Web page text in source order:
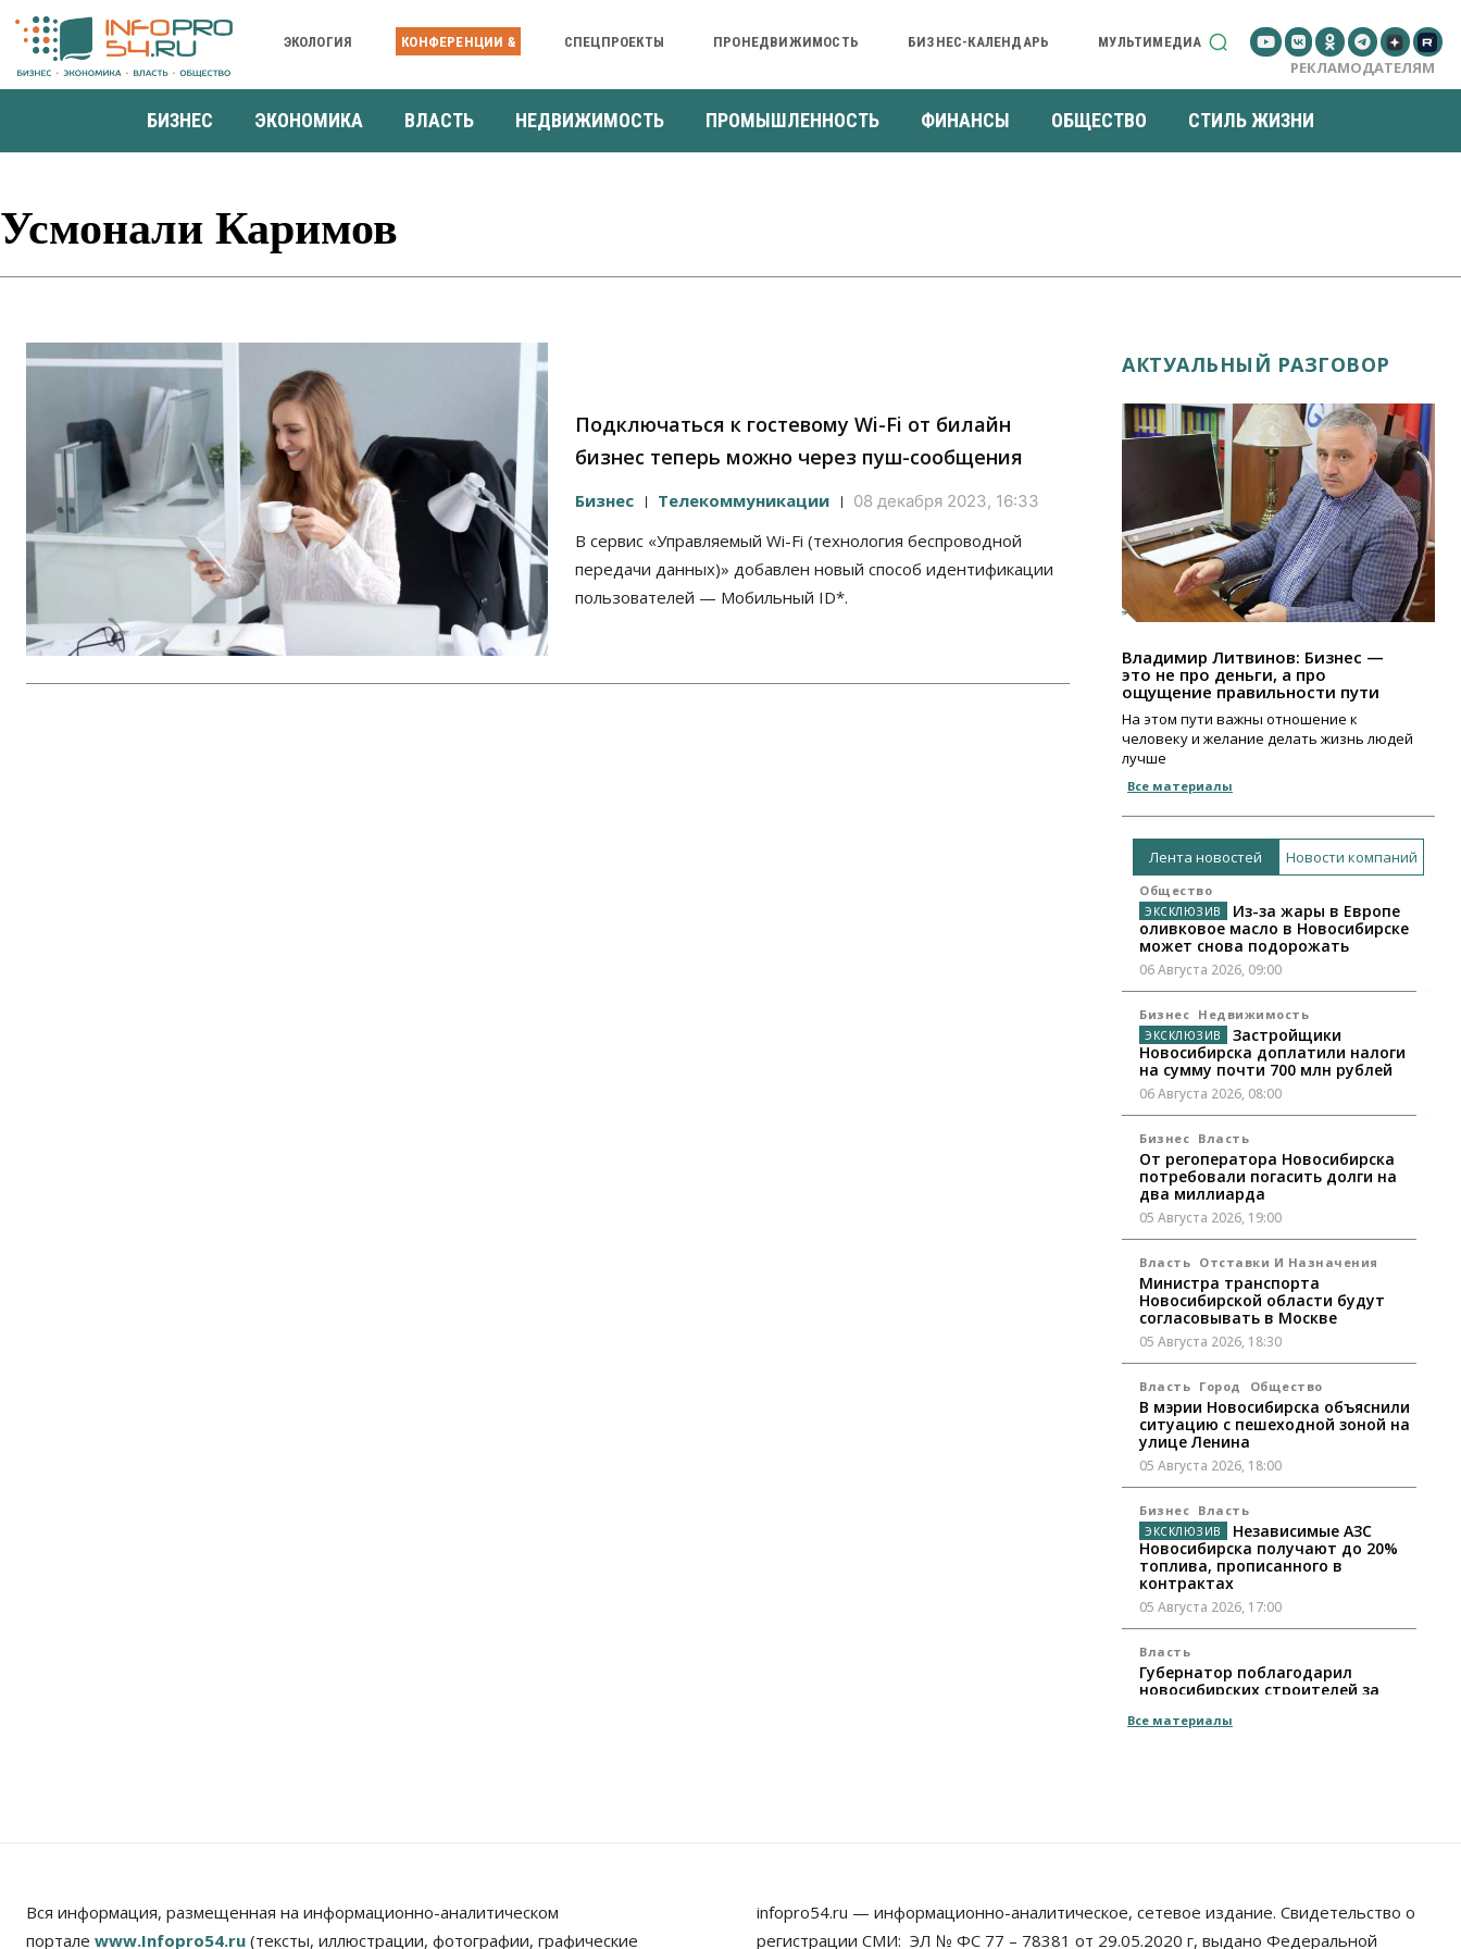
ЭКОЛОГИЯ КОНФЕРЕНЦИИ & СПЕЦПРОЕКТЫ ПРОНЕДВИЖИМОСТЬ БИЗНЕС-КАЛЕНДАРЬ МУЛЬТИМЕДИА
РЕКЛАМОДАТЕЛЯМ
БИЗНЕС ЭКОНОМИКА ВЛАСТЬ НЕДВИЖИМОСТЬ ПРОМЫШЛЕННОСТЬ ФИНАНСЫ ОБЩЕСТВО СТИЛЬ ЖИЗНИ
Усмонали Каримов
Подключаться к гостевому Wi-Fi от билайн
бизнес теперь можно через пуш-сообщения
Бизнес Телекоммуникации 08 декабря 2023, 16:33
В сервис «Управляемый Wi-Fi (технология беспроводной
передачи данных)» добавлен новый способ идентификации
пользователей — Мобильный ID*.
АКТУАЛЬНЫЙ РАЗГОВОР
Владимир Литвинов: Бизнес —
это не про деньги, а про
ощущение правильности пути
На этом пути важны отношение к
человеку и желание делать жизнь людей
лучше
Все материалы
Лента новостей Новости компаний
Общество
Из-за жары в Европе
оливковое масло в Новосибирске
может снова подорожать
06 Августа 2026, 09:00
Бизнес Недвижимость
Застройщики
Новосибирска доплатили налоги
на сумму почти 700 млн рублей
06 Августа 2026, 08:00
Бизнес Власть
От регоператора Новосибирска
потребовали погасить долги на
два миллиарда
05 Августа 2026, 19:00
Власть Отставки И Назначения
Министра транспорта
Новосибирской области будут
согласовывать в Москве
05 Августа 2026, 18:30
Власть Город Общество
В мэрии Новосибирска объяснили
ситуацию с пешеходной зоной на
улице Ленина
05 Августа 2026, 18:00
Бизнес Власть
Независимые АЗС
Новосибирска получают до 20%
топлива, прописанного в
контрактах
05 Августа 2026, 17:00
Власть
Губернатор поблагодарил
новосибирских строителей за
05 Августа 2026, 16:40
Летний марафон скидок в ГК
«Расцветай — до 16 августа
Все материалы
Вся информация, размещенная на информационно-аналитическом
портале www.Infopro54.ru (тексты, иллюстрации, фотографии, графические
infopro54.ru — информационно-аналитическое, сетевое издание. Свидетельство о
регистрации СМИ: ЭЛ № ФС 77 – 78381 от 29.05.2020 г, выдано Федеральной